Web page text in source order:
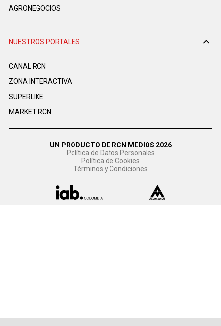
AGRONEGOCIOS
NUESTROS PORTALES
CANAL RCN
ZONA INTERACTIVA
SUPERLIKE
MARKET RCN
UN PRODUCTO DE RCN MEDIOS 2026
Política de Datos Personales
Política de Cookies
Términos y Condiciones